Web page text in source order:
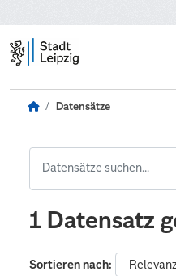
Datensätze
1 Datensatz
Sortieren nach